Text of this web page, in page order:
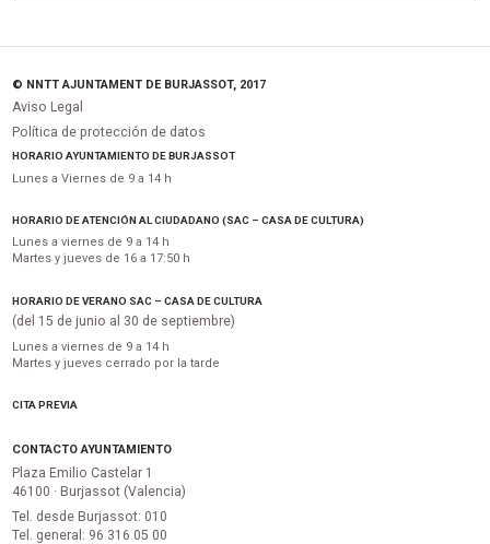
© NNTT AJUNTAMENT DE BURJASSOT, 2017
Aviso Legal
Política de protección de datos
HORARIO AYUNTAMIENTO DE BURJASSOT
Lunes a Viernes de 9 a 14 h
HORARIO DE ATENCIÓN AL CIUDADANO (SAC – CASA DE CULTURA)
Lunes a viernes de 9 a 14 h
Martes y jueves de 16 a 17:50 h
HORARIO DE VERANO SAC – CASA DE CULTURA
(del 15 de junio al 30 de septiembre)
Lunes a viernes de 9 a 14 h
Martes y jueves cerrado por la tarde
CITA PREVIA
CONTACTO AYUNTAMIENTO
Plaza Emilio Castelar 1
46100 · Burjassot (Valencia)
Tel. desde Burjassot: 010
Tel. general: 96 316 05 00